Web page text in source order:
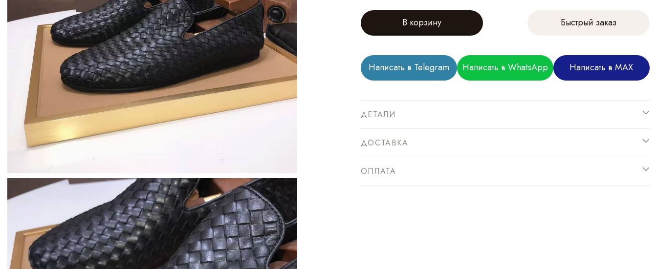
В корзину Быстрый заказ
Написать в Telegram Написать в WhatsApp Написать в MAX
ДЕТАЛИ
ДОСТАВКА
ОПЛАТА